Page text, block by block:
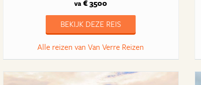
va € 3500
BEKIJK DEZE REIS
Alle reizen van Van Verre Reizen